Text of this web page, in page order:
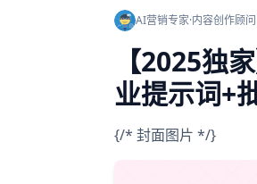
AI营销专家·内容创作顾问
【2025独
业提示词+
{/* 封面图片 */}